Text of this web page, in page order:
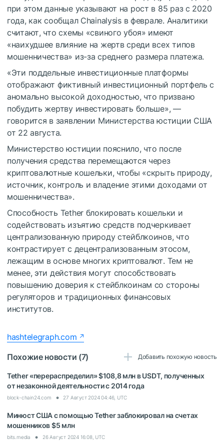
при этом данные указывают на рост в 85 раз с 2020
года, как сообщал Chainalysis в феврале. Аналитики
считают, что схемы «свиного убоя» имеют
«наихудшее влияние на жертв среди всех типов
мошенничества» из-за среднего размера платежа.
«Эти поддельные инвестиционные платформы
отображают фиктивный инвестиционный портфель с
аномально высокой доходностью, что призвано
побудить жертву инвестировать больше», —
говорится в заявлении Министерства юстиции США
от 22 августа.
Министерство юстиции пояснило, что после
получения средства перемещаются через
криптовалютные кошельки, чтобы «скрыть природу,
источник, контроль и владение этими доходами от
мошенничества».
Способность Tether блокировать кошельки и
содействовать изъятию средств подчеркивает
централизованную природу стейблкоинов, что
контрастирует с децентрализованным этосом,
лежащим в основе многих криптовалют. Тем не
менее, эти действия могут способствовать
повышению доверия к стейблкоинам со стороны
регуляторов и традиционных финансовых
институтов.
hashtelegraph.com
Похожие новости (7)
Добавить похожую новость
Tether «перераспределил» $108,8 млн в USDT, полученных
от незаконной деятельности с 2014 года
block-chain24.com 27 Август 2024 04:46, UTC
Минюст США с помощью Tether заблокировал на счетах
мошенников $5 млн
bits.media 26 Август 2024 16:08, UTC